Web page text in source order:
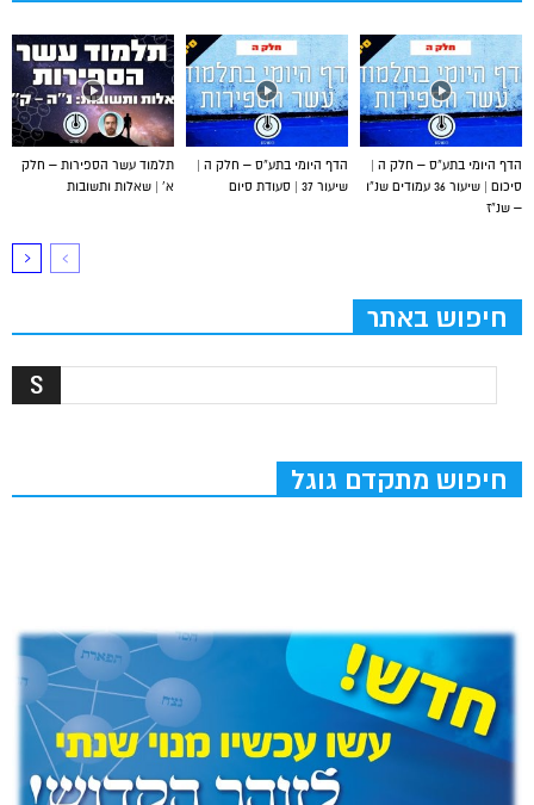
תלמוד עשר הספירות – חלק
א’ | שאלות ותשובות
הדף היומי בתע”ס – חלק ה |
שיעור 37 | סעודת סיום
הדף היומי בתע”ס – חלק ה |
סיכום | שיעור 36 עמודים שנ”ו
– שנ”ז
חיפוש באתר
חיפוש מתקדם גוגל